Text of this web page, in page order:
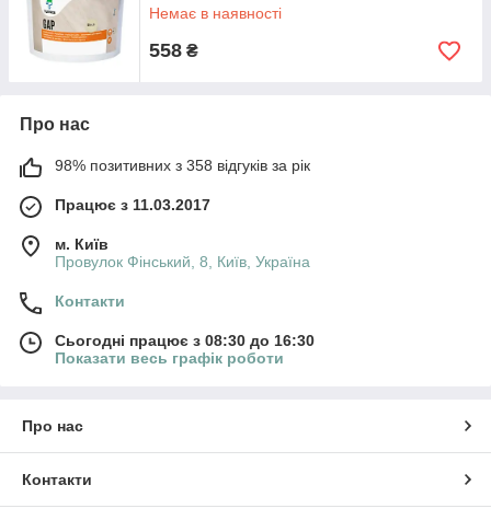
Немає в наявності
558 ₴
Про нас
98% позитивних з 358 відгуків за рік
Працює з 11.03.2017
м. Київ
Провулок Фінський, 8, Київ, Україна
Контакти
Сьогодні працює з 08:30 до 16:30
Показати весь графік роботи
Про нас
Контакти